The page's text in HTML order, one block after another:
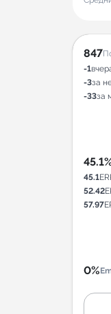
847
-1
-3за
-33за
45.1
52.42
57.97
0%